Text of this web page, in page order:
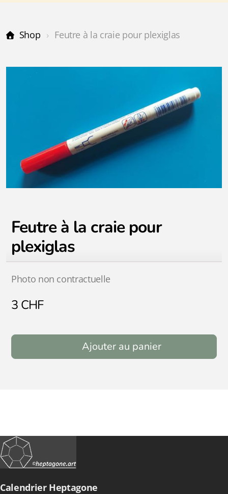
Shop Feutre à la craie pour plexiglas
Feutre à la craie pour
plexiglas
Photo non contractuelle
3 CHF
Ajouter au panier
Calendrier Heptagone